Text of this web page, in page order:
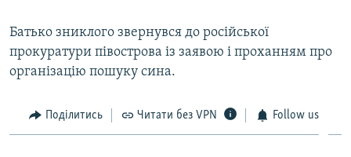
Батько зниклого звернувся до російської
прокуратури півострова із заявою і проханням про
організацію пошуку сина.
Поділитись Читати без VPN Follow us